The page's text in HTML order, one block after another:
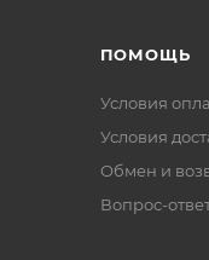
ПОМОЩЬ
Условия
Условия
Обмен и
Вопрос-